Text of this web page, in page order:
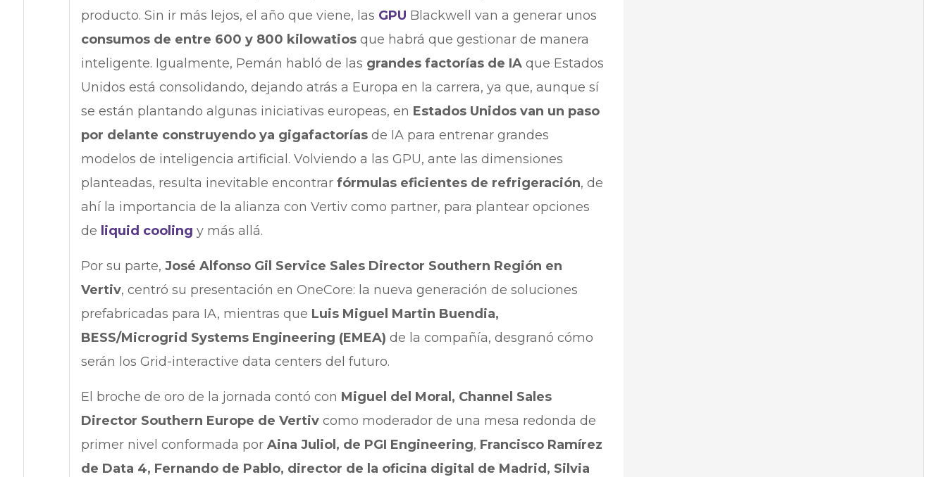
producto. Sin ir más lejos, el año que viene, las GPU Blackwell van a generar unos
consumos de entre 600 y 800 kilowatiosque habrá que gestionar de manera
inteligente. Igualmente, Pemán habló de las grandes factorías de IA que Estados
Unidos está consolidando, dejando atrás a Europa en la carrera, ya que, aunque sí
se están plantando algunas iniciativas europeas, en Estados Unidos van un paso
por delante construyendo ya gigafactorías de IA para entrenar grandes
modelos de inteligencia artificial. Volviendo a las GPU, ante las dimensiones
planteadas, resulta inevitable encontrar fórmulas eficientes de refrigeración, de
ahí la importancia de la alianza con Vertiv como partner, para plantear opciones
de liquid cooling y más allá.
Por su parte, José Alfonso Gil Service Sales Director Southern Región en
Vertiv, centró su presentación en OneCore: la nueva generación de soluciones
prefabricadas para IA, mientras que Luis Miguel Martin Buendia,
BESS/Microgrid Systems Engineering (EMEA) de la compañía, desgranó cómo
serán los Grid-interactive data centers del futuro.
El broche de oro de la jornada contó con Miguel del Moral, Channel Sales
Director Southern Europe de Vertivcomo moderador de una mesa redonda de
primer nivel conformada por Aina Juliol, de PGI Engineering, Francisco Ramírez
de Data 4, Fernando de Pablo, director de la oficina digital de Madrid, Silvia